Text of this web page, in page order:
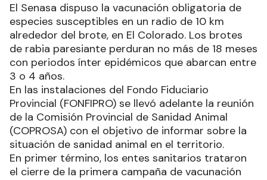
El Senasa dispuso la vacunación obligatoria de
especies susceptibles en un radio de 10 km
alrededor del brote, en El Colorado. Los brotes
de rabia paresiante perduran no más de 18 meses
con periodos ínter epidémicos que abarcan entre
3 o 4 años.
En las instalaciones del Fondo Fiduciario
Provincial (FONFIPRO) se llevó adelante la reunión
de la Comisión Provincial de Sanidad Animal
(COPROSA) con el objetivo de informar sobre la
situación de sanidad animal en el territorio.
En primer término, los entes sanitarios trataron
el cierre de la primera campaña de vacunación